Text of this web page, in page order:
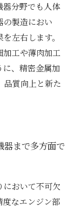
器分野でも人体
の製造におい
左右します。
加工や薄肉加工
、精密金属加
品質向上と新た
器まで多方面で
おいて不可欠
なエンジン部